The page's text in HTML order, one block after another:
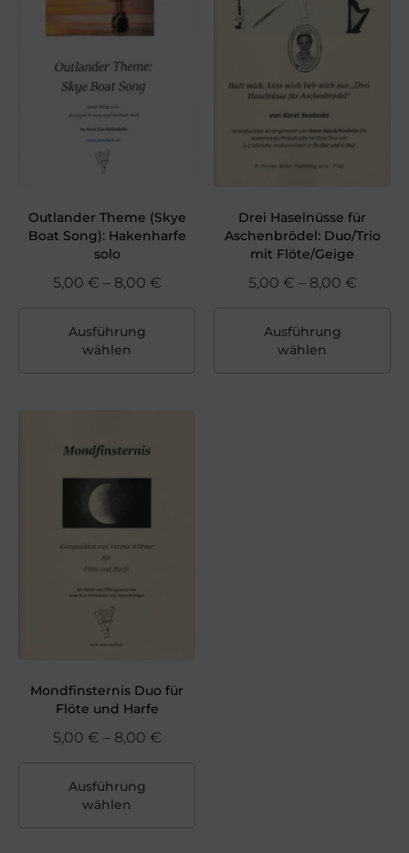
Outlander Theme (Skye
Boat Song): Hakenharfe
solo
5,00 € – 8,00 €
Ausführung
wählen
Drei Haselnüsse für
Aschenbrödel: Duo/Trio
mit Flöte/Geige
5,00 € – 8,00 €
Ausführung
wählen
Mondfinsternis Duo für
Flöte und Harfe
5,00 € – 8,00 €
Ausführung
wählen